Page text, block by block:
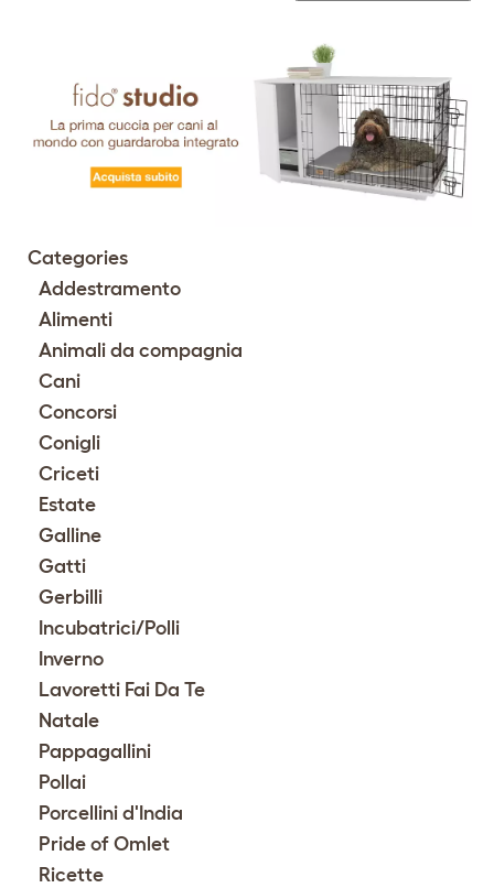
Categories
Addestramento
Alimenti
Animali da compagnia
Cani
Concorsi
Conigli
Criceti
Estate
Galline
Gatti
Gerbilli
Incubatrici/Polli
Inverno
Lavoretti Fai Da Te
Natale
Pappagallini
Pollai
Porcellini d'India
Pride of Omlet
Ricette